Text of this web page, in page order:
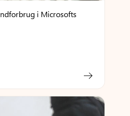
i Microsofts